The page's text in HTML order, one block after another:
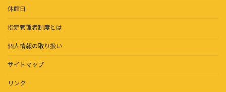
休館日
指定管理者制度とは
個人情報の取り扱い
サイトマップ
リンク